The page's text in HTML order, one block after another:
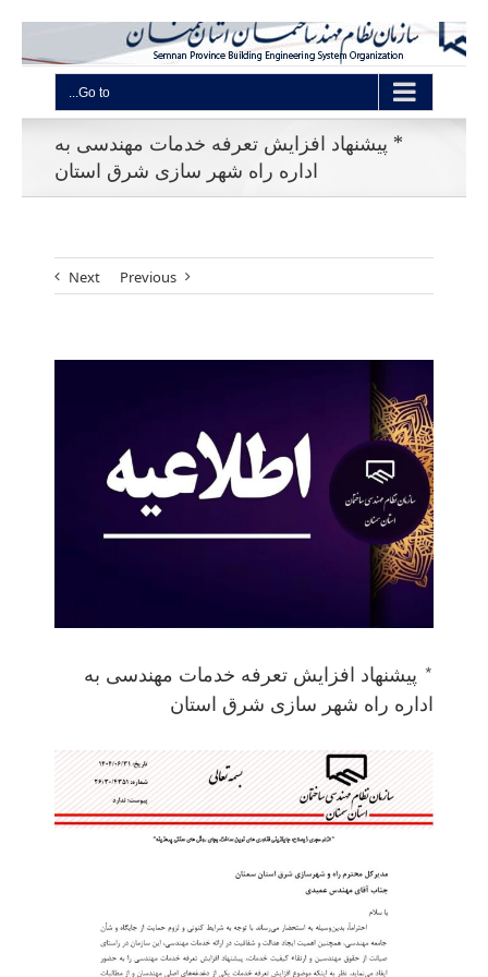
Go to...
* پیشنهاد افزایش تعرفه خدمات مهندسی به
اداره راه شهر سازی شرق استان
Previous
Next
Larger
Image
* پیشنهاد افزایش تعرفه خدمات مهندسی به
اداره راه شهر سازی شرق استان